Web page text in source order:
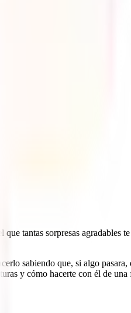
tantas sorpresas agradables te
sabiendo que, si algo pasara,
y cómo hacerte con él de una